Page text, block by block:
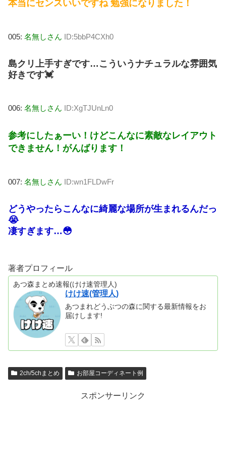
本当にセンスいいですね 勉強になりました！
005: 名無しさん ID:5bbP4CXh0
島クリ上手すぎです…こういうナチュラルな雰囲気
好きです💓
006: 名無しさん ID:XgTJUnLn0
参考にしたぁーい！けどこんなに素敵なレイアウト
できません！がんばります！
007: 名無しさん ID:wn1FLDwFr
どうやったらこんなに綺麗な場所が生まれるんだっ
😭
凄すぎます…😳
著者プロフィール
あつ森まとめ速報(けけ速管理人)
けけ速(管理人)
あつまれどうぶつの森に関する最新情報をお
届けします!
2ch/5chまとめ お部屋コーディネート例
スポンサーリンク